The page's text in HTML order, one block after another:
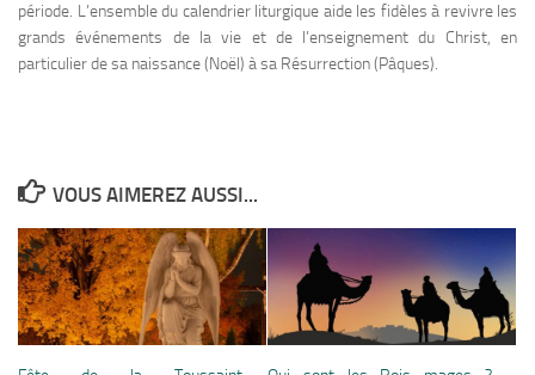
période. L’ensemble du calendrier liturgique aide les fidèles à revivre les
grands événements de la vie et de l’enseignement du Christ, en
particulier de sa naissance (Noël) à sa Résurrection (Pâques).
VOUS AIMEREZ AUSSI...